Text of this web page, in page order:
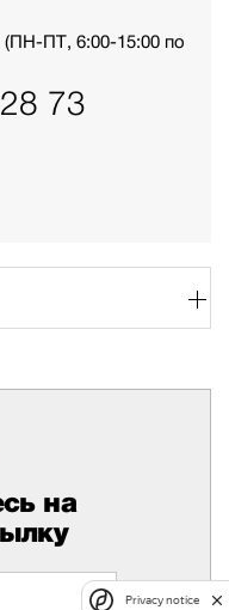
(ПН-ПТ, 6:00-15:00 по
73
на
Privacy notice